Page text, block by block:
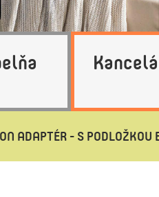
ADAPTÉR - S PODLOŽKOU